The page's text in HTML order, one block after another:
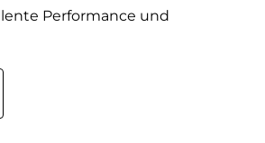
Performance und